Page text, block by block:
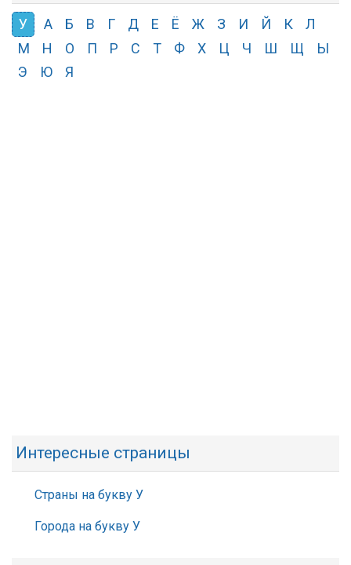
У А Б В Г Д Е Ё Ж З И Й К
Л
М
Н О П Р С Т Ф Х Ц Ч Ш Щ
Ы
Э
Ю Я
Интересные страницы
Страны на букву У
Города на букву У